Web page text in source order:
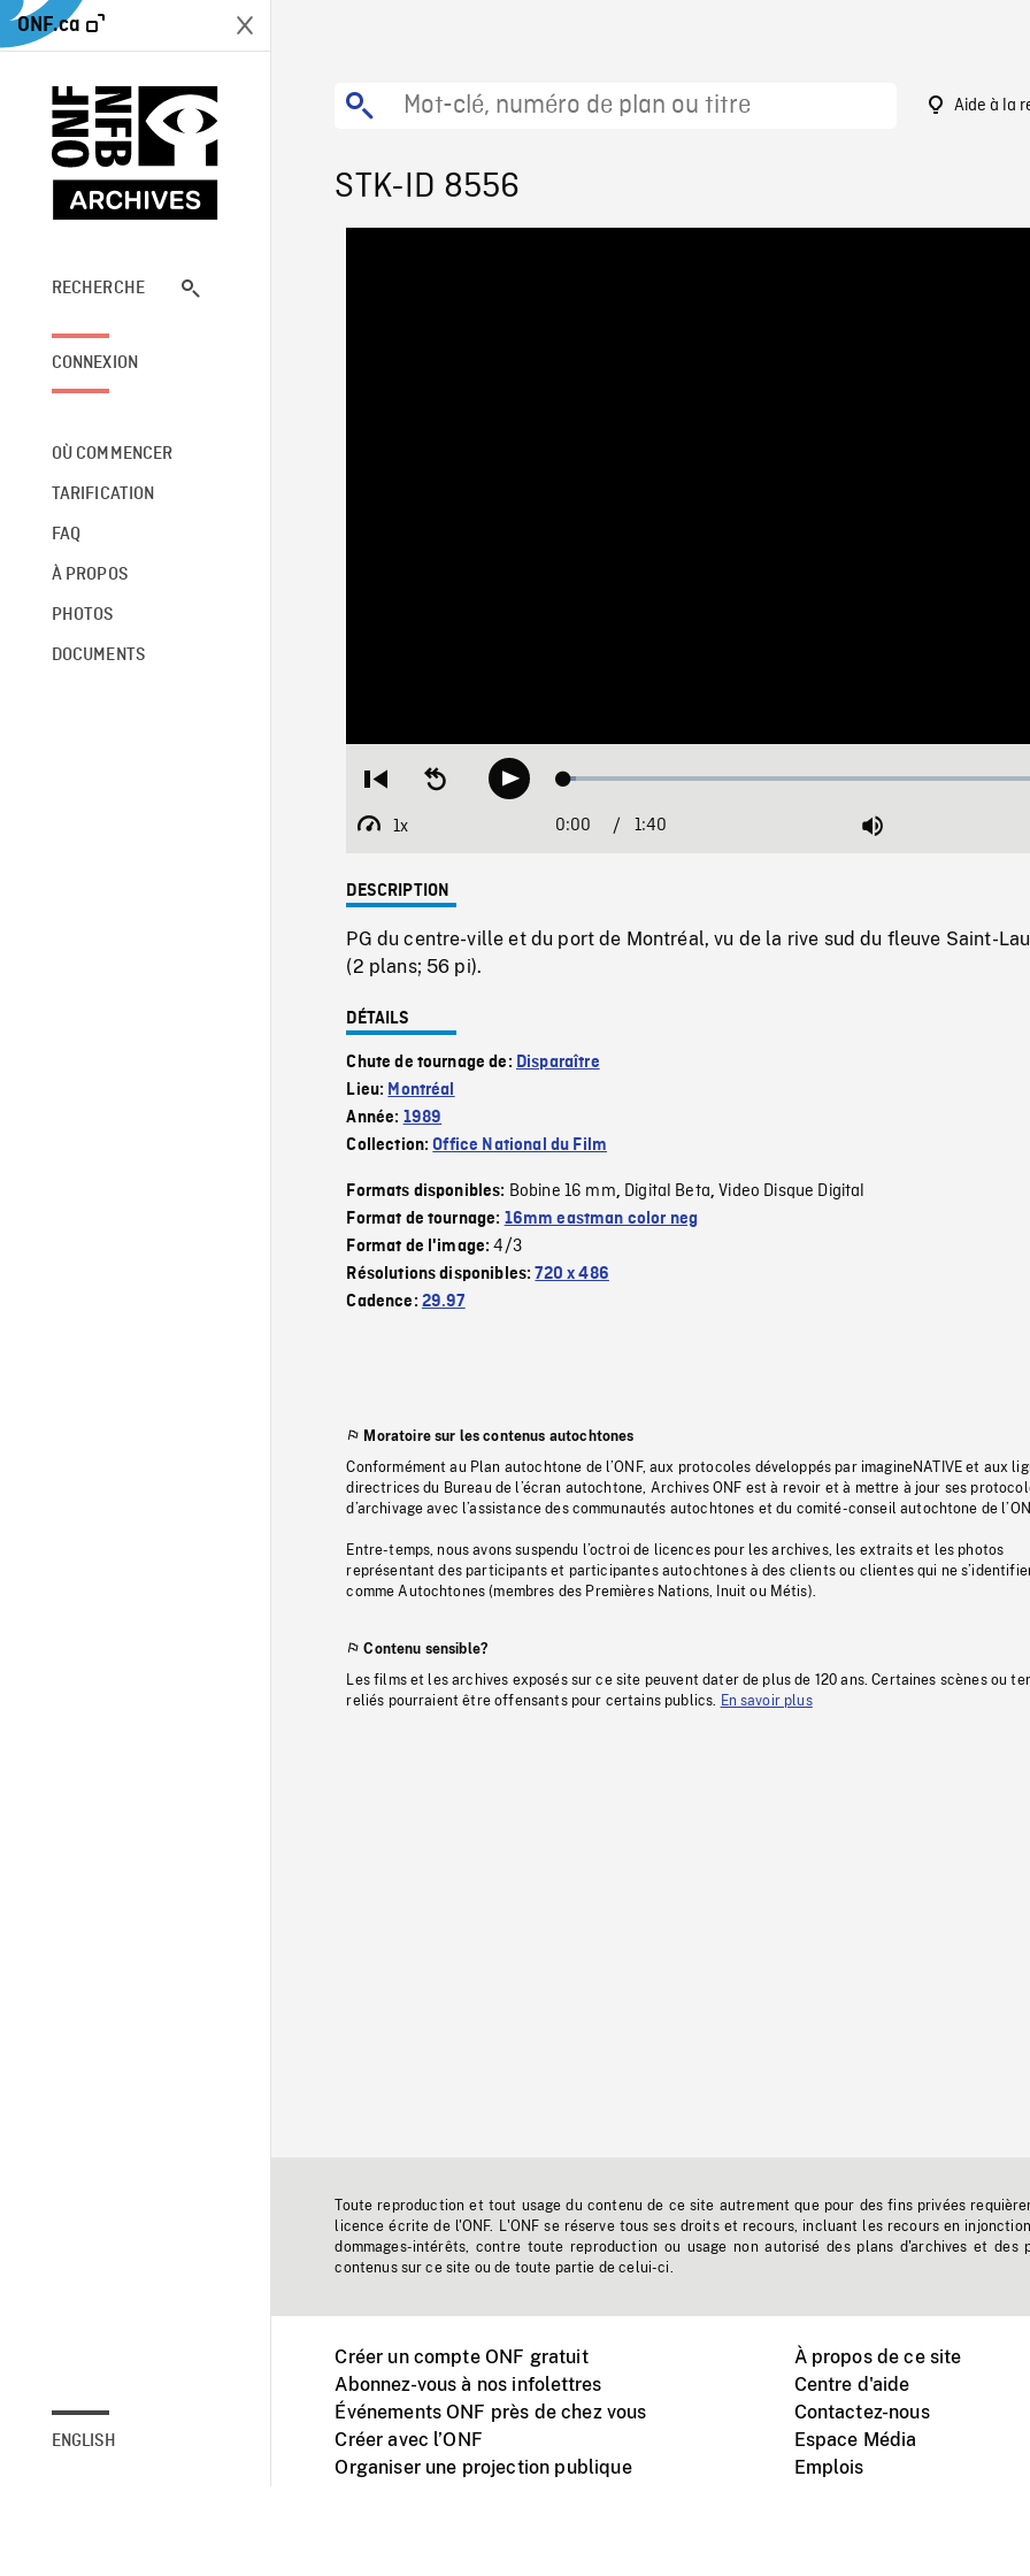
ONF.ca
RECHERCHE
CONNEXION
OÙ COMMENCER
TARIFICATION
FAQ
À PROPOS
PHOTOS
DOCUMENTS
ENGLISH
Aide à la
STK-ID 8556
Restart
beginning
Seek
backwardPlay Loaded:
1x
Playback
Current
0:00 / 1:40 Mute
DESCRIPTION
PG du centre-ville et du port de Montréal, vu de la rive sud du fleuve Saint-
(2 plans; 56 pi).
DÉTAILS
Chute de tournage de: Disparaître
Lieu: Montréal
Année: 1989
Collection:Office National du Film
Formats disponibles: Bobine 16 mm, Digital Beta,Video Disque Digital
Format de tournage: 16mm eastman color neg
Format de l'image:4/3
Résolutions disponibles:720 x 486
Cadence: 29.97
Moratoire sur les contenus autochtones
Conformément au Plan autochtone de l’ONF, aux protocoles développés par imagineNATIVE et aux
directrices du Bureau de l’écran autochtone, Archives ONF est à revoir et à mettre à jour ses
d’archivage avec l’assistance des communautés autochtones et du comité-conseil autochtone de
Entre-temps, nous avons suspendu l’octroi de licences pour les archives, les extraits et les photos
représentant des participants et participantes autochtones à des clients ou clientes qui ne
comme Autochtones (membres des Premières Nations, Inuit ou Métis).
Contenu sensible?
Les films et les archives exposés sur ce site peuvent dater de plus de 120 ans. Certaines scènes ou
reliés pourraient être offensants pour certains publics.
En savoir plus
Toute reproduction et tout usage du contenu de ce site autrement que pour des fins privées
licence écrite de l'ONF. L'ONF se réserve tous ses droits et recours, incluant les recours en
dommages-intérêts, contre toute reproduction ou usage non autorisé des plans d'archives et des
contenus sur ce site ou de toute partie de celui-ci.
Créer un compte ONF gratuit
Abonnez-vous à nos infolettres
Événements ONF près de chez vous
Créer avec l’ONF
Organiser une projection publique
À propos de ce site
Centre d'aide
Contactez-nous
Espace Média
Emplois